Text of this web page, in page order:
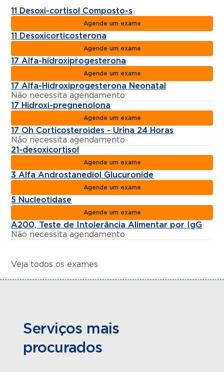
11 Desoxi-cortisol Composto-s
Agende um exame
11 Desoxicorticosterona
Agende um exame
17 Alfa-hidroxiprogesterona
Agende um exame
17 Alfa-Hidroxiprogesterona Neonatal
Não necessita agendamento
17 Hidroxi-pregnenolona
Agende um exame
17 Oh Corticosteroides - Urina 24 Horas
Não necessita agendamento
21-desoxicortisol
Agende um exame
3 Alfa Androstanediol Glucuronide
Agende um exame
5 Nucleotidase
Agende um exame
A200, Teste de Intolerância Alimentar por IgG
Não necessita agendamento
Veja todos os exames
Serviços mais
procurados